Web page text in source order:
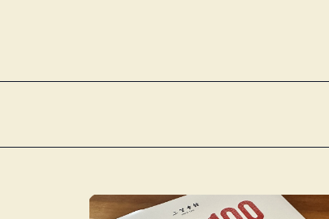
ス
プ